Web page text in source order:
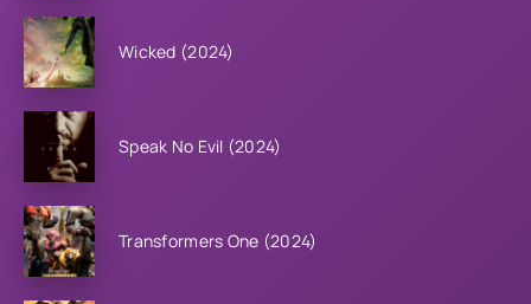
Wicked (2024)
Speak No Evil (2024)
Transformers One (2024)